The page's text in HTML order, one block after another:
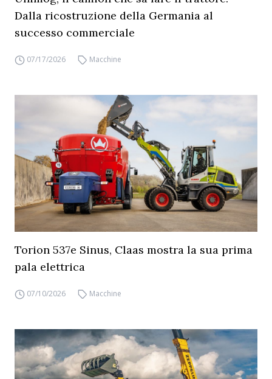
Dalla ricostruzione della Germania al
successo commerciale
07/17/2026 Macchine
Torion 537e Sinus, Claas mostra la sua prima
pala elettrica
07/10/2026 Macchine